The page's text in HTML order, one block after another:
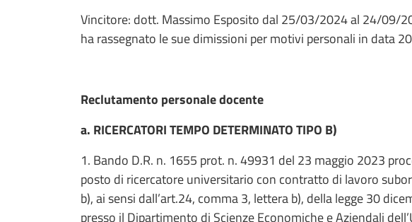
Vincitore: dott. Massimo Esposito dal 25/03/2024 al 24/09/
ha rassegnato le sue dimissioni per motivi personali in data
Reclutamento personale docente
a. RICERCATORI TEMPO DETERMINATO TIPO B)
1. Bando D.R. n. 1655 prot. n. 49931 del 23 maggio 2023
posto di ricercatore universitario con contratto di lavoro
b), ai sensi dall’art.24, comma 3, lettera b), della legge 30
presso il Dipartimento di Scienze Economiche e Aziendali